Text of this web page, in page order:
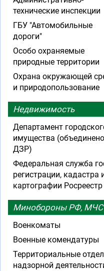
технические инспекции
ГБУ "Автомобильные
дороги"
Особо охраняемые
природные территории
Охрана окружающей
и природопользование
Недвижимость
Департамент
имущества
ДЗР)
Федеральная служба
регистрации, кадастра
картографии Росреестр
Минобороны РФ, МЧС
Военкоматы
Военные комендатуры
Территориальные
надзорной